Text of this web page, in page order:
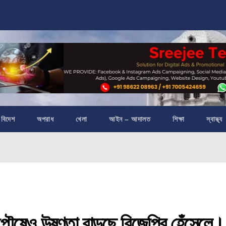
বিদেশ অপরাধ খেলা আইন – আদালত শিক্ষা স্বাস্থ্য